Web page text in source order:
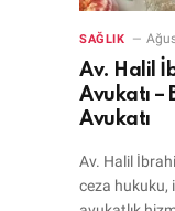
SAĞLIK
Av. Halil
Avukatı –
Avukatı
Av. Halil
ceza hukuku,